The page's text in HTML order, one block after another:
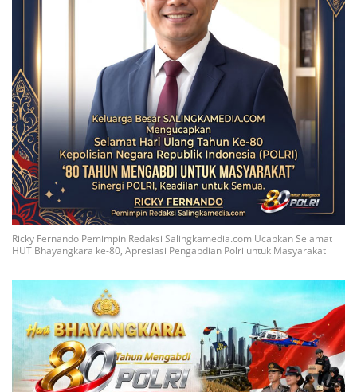
Ricky Fernando Pemimpin Redaksi Salingkamedia.com Ucapkan Selamat
HUT Bhayangkara ke-80, Apresiasi Pengabdian Polri untuk Masyarakat